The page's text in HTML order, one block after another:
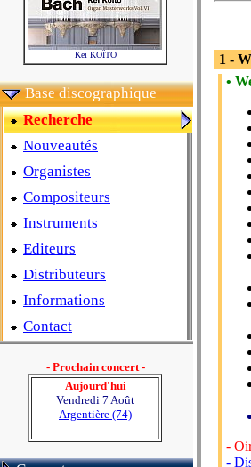
Kei KOÏTO
Base discographique
Recherche
Nouveautés
Organistes
Compositeurs
Instruments
Editeurs
Distributeurs
Informations
Contact
- Prochain concert -
Aujourd'hui
Vendredi 7 Août
Argentière (74)
1 -
•
-
-